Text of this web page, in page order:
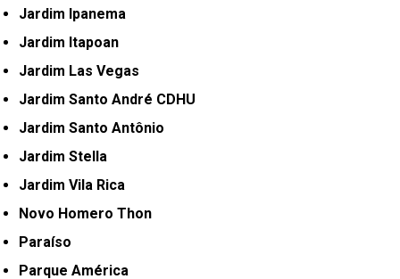
Jardim Ipanema
Jardim Itapoan
Jardim Las Vegas
Jardim Santo André CDHU
Jardim Santo Antônio
Jardim Stella
Jardim Vila Rica
Novo Homero Thon
Paraíso
Parque América